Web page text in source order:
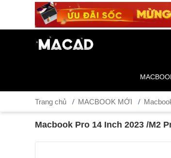
Trang chủ MACBOOK MỚI
Macbook Pro 14 Inch 2023 /M2